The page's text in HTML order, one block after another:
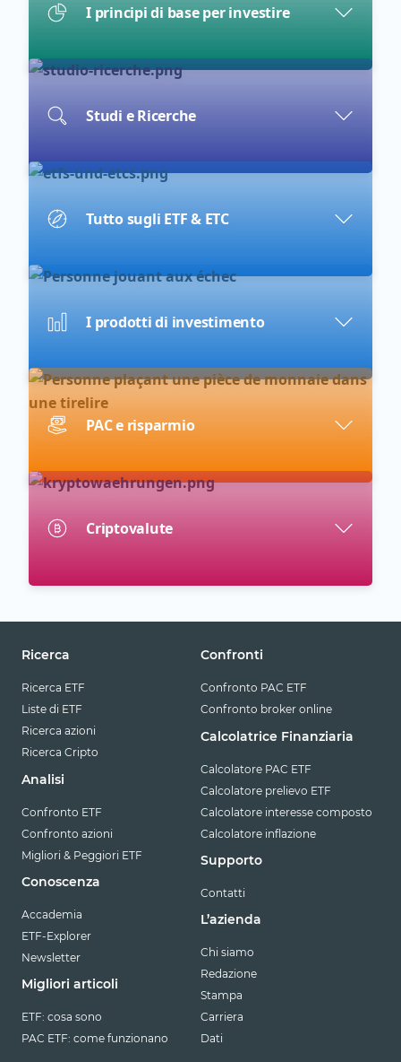
I principi di base per investire
Studi e Ricerche
Tutto sugli ETF & ETC
I prodotti di investimento
PAC e risparmio
Criptovalute
Ricerca
Ricerca ETF
Liste di ETF
Ricerca azioni
Ricerca Cripto
Analisi
Confronto ETF
Confronto azioni
Migliori & Peggiori ETF
Conoscenza
Accademia
ETF-Explorer
Newsletter
Migliori articoli
ETF: cosa sono
PAC ETF: come funzionano
Confronti
Confronto PAC ETF
Confronto broker online
Calcolatrice Finanziaria
Calcolatore PAC ETF
Calcolatore prelievo ETF
Calcolatore interesse composto
Calcolatore inflazione
Supporto
Contatti
L’azienda
Chi siamo
Redazione
Stampa
Carriera
Dati